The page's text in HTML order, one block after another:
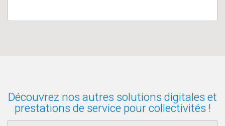
Découvrez nos autres solutions digitales et
prestations de service pour collectivités !